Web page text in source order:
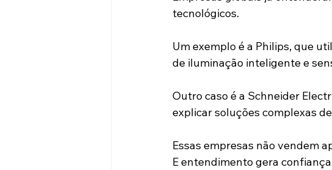
tecnológicos.
Um exemplo é a Philips, que
de iluminação inteligente e
Outro caso é a Schneider
explicar soluções complexas
Essas empresas não vendem
E entendimento gera